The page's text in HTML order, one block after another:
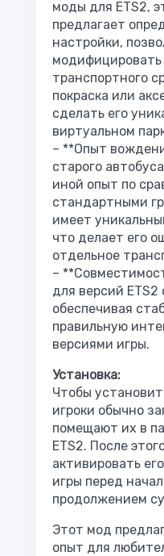
моды для ETS2,
предлагает
настройки,
модифицировать
транспортного
покраска или
сделать его
виртуальном
– **Опыт
старого
иной опыт по
стандартными
имеет
что делает его
отдельное
–
для версий ETS2
обеспечивая
правильную
версиями игры.
Установка:
Чтобы
игроки обычно
помещают их в
ETS2. После
активировать
игры перед
продолжением
Этот мод
опыт для